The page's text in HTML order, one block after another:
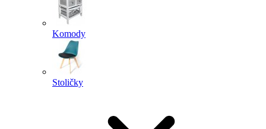
Komody
Stoličky